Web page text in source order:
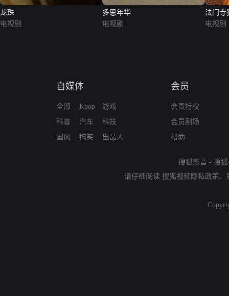
龙珠
电视剧
多思年华
电视剧
法门寺
电视剧
自媒体
全部
科普
国风
Kpop
汽车
搞笑
游戏
科技
出品人
会员
会员特权
会员剧场
帮助
搜狐影音 - 搜
请仔细阅读 搜狐视频隐私政策、